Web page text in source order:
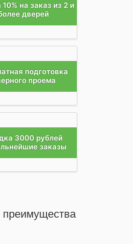
на заказ из 2 и
дверей
подготовка
проема
3000 рублей
заказы